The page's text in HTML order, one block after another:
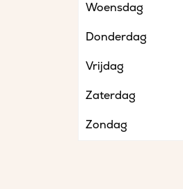
Woensdag
Donderdag
Vrijdag
Zaterdag
Zondag